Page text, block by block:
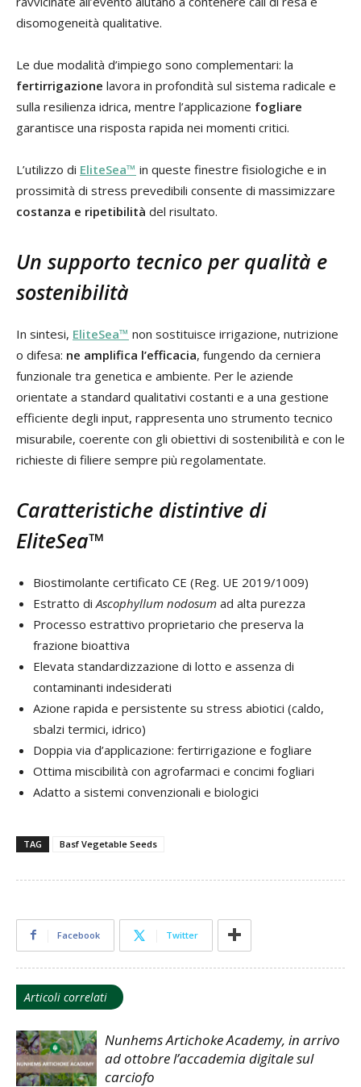
disomogeneità qualitative.
Le due modalità d’impiego sono complementari: la
fertirrigazione lavora in profondità sul sistema radicale e
sulla resilienza idrica, mentre l’applicazione fogliare
garantisce una risposta rapida nei momenti critici.
L’utilizzo di EliteSea™ in queste finestre fisiologiche e in
prossimità di stress prevedibili consente di massimizzare
costanza e ripetibilità del risultato.
Un supporto tecnico per qualità e
sostenibilità
In sintesi, EliteSea™ non sostituisce irrigazione, nutrizione
o difesa: ne amplifica l’efficacia, fungendo da cerniera
funzionale tra genetica e ambiente. Per le aziende
orientate a standard qualitativi costanti e a una gestione
efficiente degli input, rappresenta uno strumento tecnico
misurabile, coerente con gli obiettivi di sostenibilità e con le
richieste di filiere sempre più regolamentate.
Caratteristiche distintive di
EliteSea™
Biostimolante certificato CE (Reg. UE 2019/1009)
Estratto di Ascophyllum nodosum ad alta purezza
Processo estrattivo proprietario che preserva la
frazione bioattiva
Elevata standardizzazione di lotto e assenza di
contaminanti indesiderati
Azione rapida e persistente su stress abiotici (caldo,
sbalzi termici, idrico)
Doppia via d’applicazione: fertirrigazione e fogliare
Ottima miscibilità con agrofarmaci e concimi fogliari
Adatto a sistemi convenzionali e biologici
TAG Basf Vegetable Seeds
Facebook Twitter
Articoli correlati
Nunhems Artichoke Academy, in arrivo
ad ottobre l’accademia digitale sul
carciofo